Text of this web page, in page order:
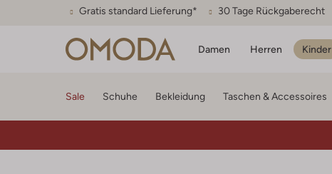
Gratis standard Lieferung* 30 Tage Rückgaberecht
Damen Herren Kinder
Sale Schuhe Bekleidung Taschen & Accessoires